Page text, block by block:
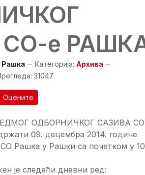
е
Рашка Категорија: Архива
31047
ОДБОРНИЧКОГ САЗИВА
09. децембра 2014. године
СО Рашка у Рашки са почетком у
је следећи дневни ред: